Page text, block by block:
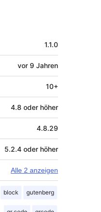
1.1.0
vor 9 Jahren
10+
4.8 oder höher
4.8.29
5.2.4 oder höher
Alle 2 anzeigen
block gutenberg